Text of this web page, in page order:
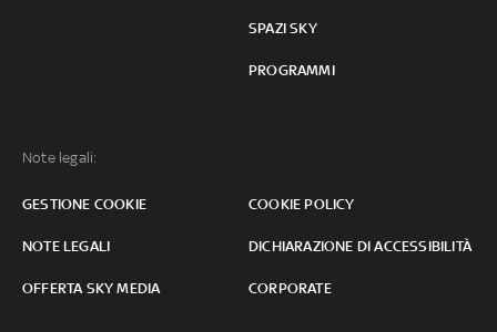
SPAZI SKY
PROGRAMMI
Note legali:
GESTIONE COOKIE COOKIE POLICY
NOTE LEGALI DICHIARAZIONE DI ACCESSIBILITÀ
OFFERTA SKY MEDIA CORPORATE